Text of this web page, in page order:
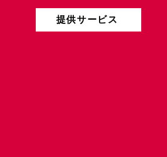
提供サービス